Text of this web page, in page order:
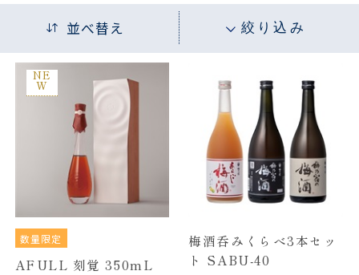
並べ替え 絞り込み
NE
W
数量限定
AFULL 刻覚 350mL
梅酒呑みくらべ3本セッ
ト SABU-40